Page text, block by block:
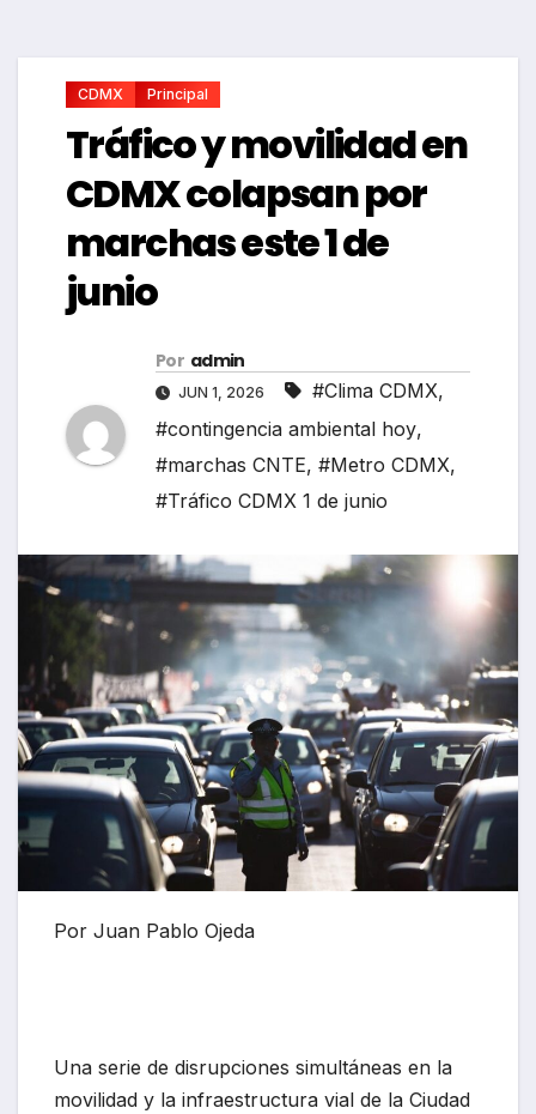
CDMX Principal
Tráfico y movilidad en
CDMX colapsan por
marchas este 1 de
junio
Por admin
JUN 1, 2026 #Clima CDMX,
#contingencia ambiental hoy,
#marchas CNTE, #Metro CDMX,
#Tráfico CDMX 1 de junio
Por Juan Pablo Ojeda
Una serie de disrupciones simultáneas en la
movilidad y la infraestructura vial de la Ciudad